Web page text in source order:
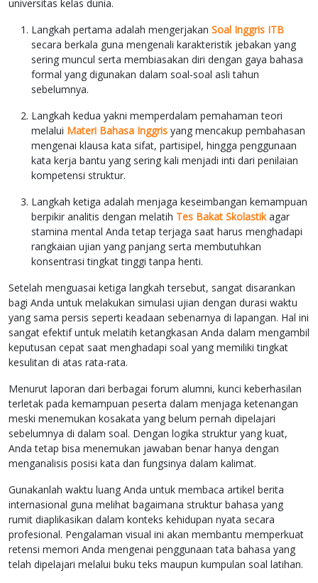
universitas kelas dunia.
Langkah pertama adalah mengerjakan Soal Inggris ITB
secara berkala guna mengenali karakteristik jebakan yang
sering muncul serta membiasakan diri dengan gaya bahasa
formal yang digunakan dalam soal-soal asli tahun
sebelumnya.
Langkah kedua yakni memperdalam pemahaman teori
melalui Materi Bahasa Inggris yang mencakup pembahasan
mengenai klausa kata sifat, partisipel, hingga penggunaan
kata kerja bantu yang sering kali menjadi inti dari penilaian
kompetensi struktur.
Langkah ketiga adalah menjaga keseimbangan kemampuan
berpikir analitis dengan melatih Tes Bakat Skolastikagar
stamina mental Anda tetap terjaga saat harus menghadapi
rangkaian ujian yang panjang serta membutuhkan
konsentrasi tingkat tinggi tanpa henti.
Setelah menguasai ketiga langkah tersebut, sangat disarankan
bagi Anda untuk melakukan simulasi ujian dengan durasi waktu
yang sama persis seperti keadaan sebenarnya di lapangan. Hal ini
sangat efektif untuk melatih ketangkasan Anda dalam mengambil
keputusan cepat saat menghadapi soal yang memiliki tingkat
kesulitan di atas rata-rata.
Menurut laporan dari berbagai forum alumni, kunci keberhasilan
terletak pada kemampuan peserta dalam menjaga ketenangan
meski menemukan kosakata yang belum pernah dipelajari
sebelumnya di dalam soal. Dengan logika struktur yang kuat,
Anda tetap bisa menemukan jawaban benar hanya dengan
menganalisis posisi kata dan fungsinya dalam kalimat.
Gunakanlah waktu luang Anda untuk membaca artikel berita
internasional guna melihat bagaimana struktur bahasa yang
rumit diaplikasikan dalam konteks kehidupan nyata secara
profesional. Pengalaman visual ini akan membantu memperkuat
retensi memori Anda mengenai penggunaan tata bahasa yang
telah dipelajari melalui buku teks maupun kumpulan soal latihan.